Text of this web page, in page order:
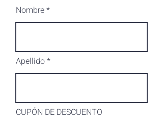
Nombre
Apellido
CUPÓN DE DESCUENTO